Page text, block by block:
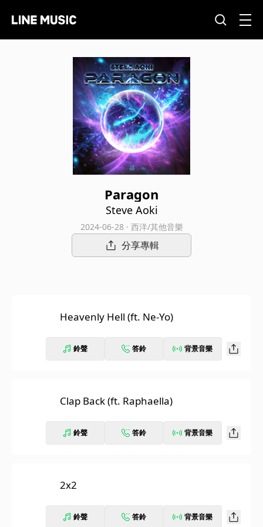
Paragon
Steve Aoki
2024-06-28 · 西洋/其他音樂
分享專輯
Heavenly Hell (ft. Ne-Yo)
鈴聲 答鈴 背景音樂
Clap Back (ft. Raphaella)
鈴聲 答鈴 背景音樂
2x2
鈴聲 答鈴 背景音樂